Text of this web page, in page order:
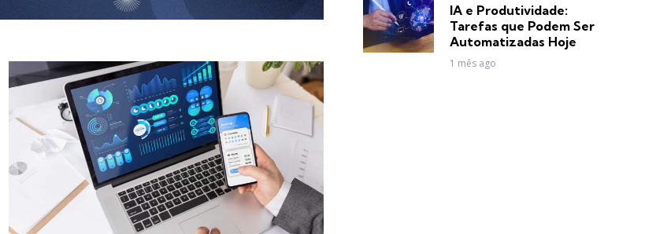
IA e Produtividade:
Tarefas que Podem Ser
Automatizadas Hoje
1 mês ago